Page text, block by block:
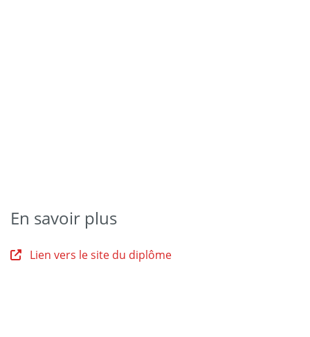
En savoir plus
Lien vers le site du diplôme